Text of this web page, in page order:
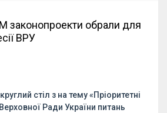
законопроекти обрали для
ВРУ
стіл з на тему «Пріоритетні
Ради України питань